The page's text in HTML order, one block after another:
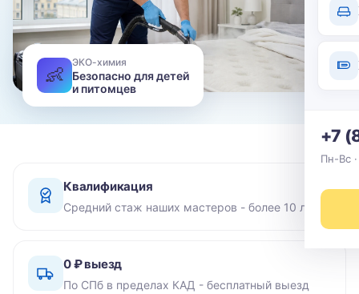
+7
Пн-Вс
👶
ЭКО-химия
Безопасно для детей
и питомцев
Квалификация
Средний стаж наших мастеров - более 10 лет
0 ₽ выезд
По СПб в пределах КАД - бесплатный выезд